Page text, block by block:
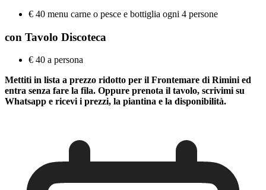
€ 40 menu carne o pesce e bottiglia ogni 4 persone
con Tavolo Discoteca
€ 40 a persona
Mettiti in lista a prezzo ridotto per il Frontemare di Rimini ed
entra senza fare la fila. Oppure prenota il tavolo, scrivimi su
Whatsapp e ricevi i prezzi, la piantina e la disponibilità.